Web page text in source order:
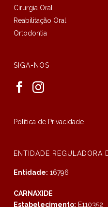
Cirurgia Oral
Reabilitação Oral
Ortodontia
SIGA-NOS
Política de Privacidade
ENTIDADE REGULADORA
Entidade: 16796
CARNAXIDE
Estabelecimento: E110352